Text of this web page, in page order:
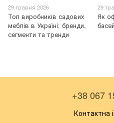
29 травня 2026
Топ виробників садових
меблів в Україні: бренди,
сегменти та тренди
29
Як
+38 067
Контактна